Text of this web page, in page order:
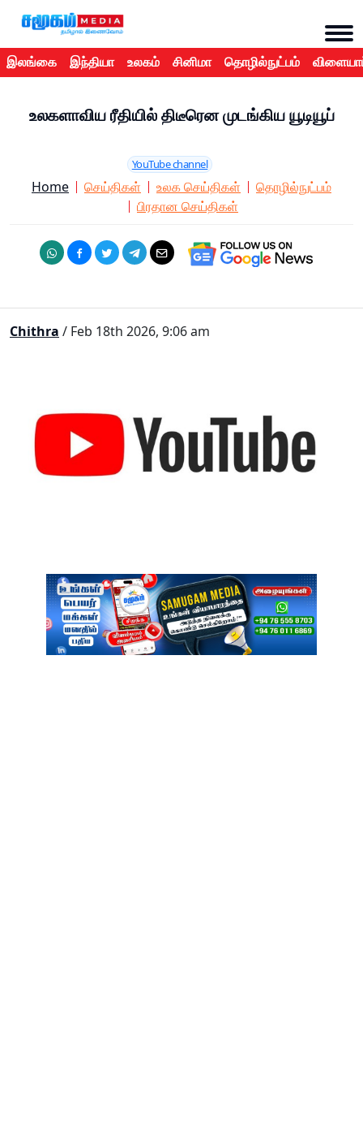
இலங்கை இந்தியா உலகம் சினிமா தொழில்நுட்பம்
உலகளாவிய ரீதியில் திடீரென முடங்கிய யூடியூப்
YouTube channel
Home செய்திகள் உலக செய்திகள்
தொழில்நுட்பம்
பிரதான செய்திகள்
Chithra / Feb 18th 2026, 9:06 am